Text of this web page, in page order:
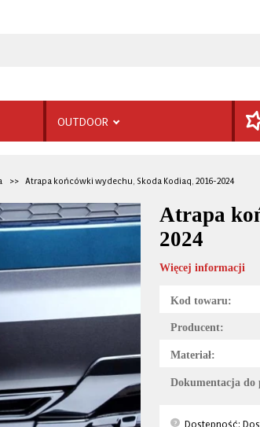
OUTDOOR
Atrapa końcówki wydechu, Skoda Kodiaq, 2016-2024
Atrapa
2024
Więcej informacji
Kod towaru:
Producent:
Materiał:
Dokumentacja do
? Dostępność: